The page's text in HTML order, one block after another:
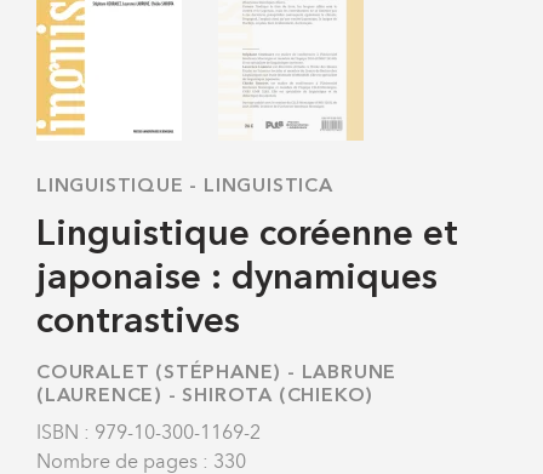
LINGUISTIQUE - LINGUISTICA
Linguistique coréenne et
japonaise : dynamiques
contrastives
COURALET (STÉPHANE) -
LABRUNE
(LAURENCE) -SHIROTA (CHIEKO)
ISBN : 979-10-300-1169-2
Nombre de pages : 330